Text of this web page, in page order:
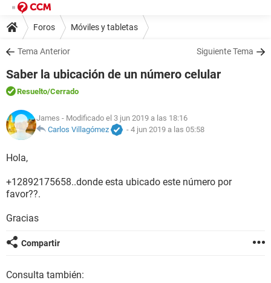
Foros Móviles y tabletas
Tema Anterior Siguiente Tema
Saber la ubicación de un número celular
Resuelto/Cerrado
James - Modificado el 3 jun 2019 a las 18:16
Carlos Villagómez
- 4 jun 2019 a las 05:58
Hola,
+12892175658..donde esta ubicado este número por
favor??.
Gracias
Compartir
Consulta también: